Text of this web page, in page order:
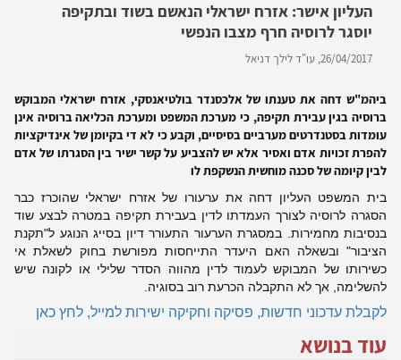
העליון אישר: אזרח ישראלי הנאשם בשוד ובתקיפה
יוסגר לרוסיה חרף מצבו הנפשי
26/04/2017, עו"ד לילך דניאל
ביהמ"ש דחה את טענתו של אלכסנדר בולטיאנסקי, אזרח ישראלי המבוקש
ברוסיה בגין עבירת תקיפה, כי מערכת המשפט ומערכת הכליאה ברוסיה אינן
עומדות בסטנדרטים מערביים בסיסיים, וקבע כי לא די בקיומן של אינדיקציות
להפרת זכויות אדם ואסיר אלא יש להצביע על קשר ישיר בין הסגרתו של אדם
לבין קיומה של סכנה מוחשית הנשקפת לו
בית המשפט העליון דחה את ערעורו של אזרח ישראלי שהוכרז כבר
הסגרה לרוסיה לצורך העמדתו לדין בעבירת תקיפה במטרה לבצע שוד
בנסיבות מחמירות. במסגרת הערעור התעורר דיון בסייג הנוגע ל"תקנת
הציבור" ובשאלה האם היעדר התייחסות מפורשת בחוק לשאלת אי
כשירותו של המבוקש לעמוד לדין מהווה הסדר שלילי או לקונה שיש
להשלימה, אך לא התקבלה הכרעת רוב בסוגיה.
לקבלת עדכוני חדשות, פסיקה וחקיקה ישירות למייל, לחץ כאן
עוד בנושא